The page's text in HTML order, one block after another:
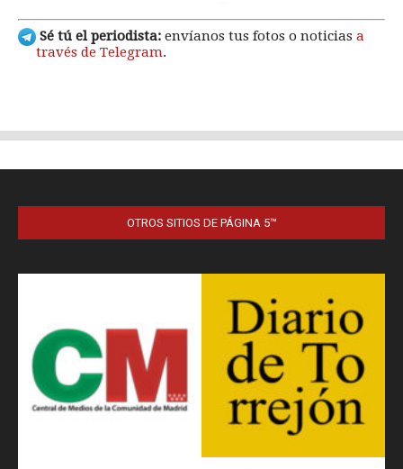
OTROS SITIOS DE PÁGINA 5™